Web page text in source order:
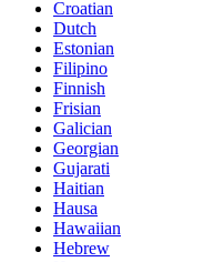
Croatian
Dutch
Estonian
Filipino
Finnish
Frisian
Galician
Georgian
Gujarati
Haitian
Hausa
Hawaiian
Hebrew